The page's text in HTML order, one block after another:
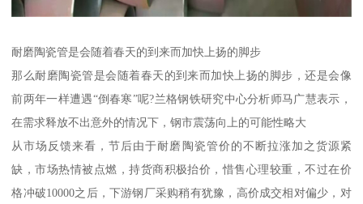
耐磨陶瓷管是会随着春天的到来而加快上扬的脚步
那么耐磨陶瓷管是会随着春天的到来而加快上扬的脚步，还是会像
前两年一样遭遇“倒春寒”呢?兰格钢铁研究中心分析师马广慧表示，
在需求释放不出意外的情况下，钢市震荡向上的可能性略大
从市场反馈来看，节后由于耐磨陶瓷管价的不断拉涨加之货源紧
缺，市场热情被点燃，持货商积极抬价，惜售心理较重，不过在价
格冲破10000之后，下游钢厂采购稍有犹豫，高价成交相对偏少，对